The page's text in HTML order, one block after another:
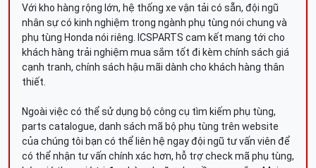
Với kho hàng rộng lớn, hệ thống xe vận tải có sẵn, đội ngũ
nhân sự có kinh nghiệm trong ngành phụ tùng nói chung và
phụ tùng Honda nói riêng. ICSPARTS cam kết mang tới cho
khách hàng trải nghiệm mua sắm tốt đi kèm chính sách giá
cạnh tranh, chính sách hậu mãi dành cho khách hàng thân
thiết.
Ngoài việc có thể sử dụng bộ công cụ tìm kiếm phụ tùng,
parts catalogue, danh sách mã bộ phụ tùng trên website
của chúng tôi bạn có thể liên hệ ngay đội ngũ tư vấn viên để
có thể nhận tư vấn chính xác hơn, hỗ trợ check mã phụ tùng,